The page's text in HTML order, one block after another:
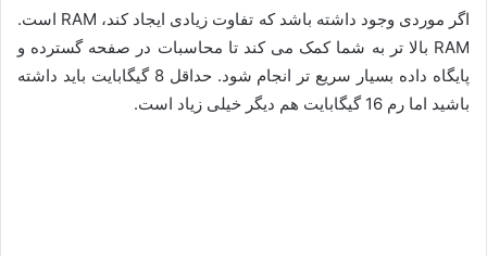
اگر موردی وجود داشته باشد که تفاوت زیادی ایجاد کند، RAM است.
RAM بالا تر به شما کمک می کند تا محاسبات در صفحه گسترده و
پایگاه داده بسیار سریع تر انجام شود. حداقل 8 گیگابایت باید داشته
باشید اما رم 16 گیگابایت هم دیگر خیلی زیاد است.